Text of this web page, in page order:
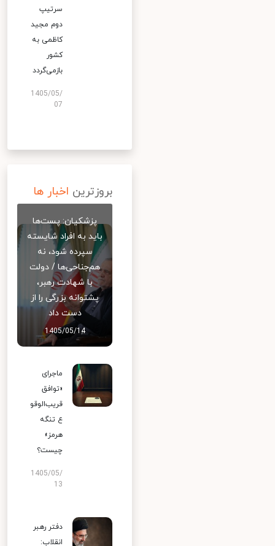
سرتیپ
دوم مجید
کاظمی به
کشور
بازمی‌گردد
1405/05/
07
بروزترین اخبار ها
پزشکیان: پست‌ها
باید به افراد شایسته
سپرده شود، نه
هم‌جناحی‌ها / دولت
با شهادت رهبر،
پشتوانه بزرگی را از
دست داد
1405/05/14
ماجرای
«توافق
قریب‌الوقو
ع تنگه
هرمز»
چیست؟
1405/05/
13
دفتر رهبر
انقلاب: